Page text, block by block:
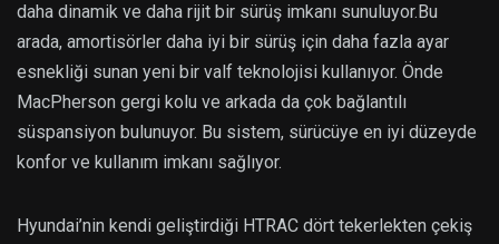
daha dinamik ve daha rijit bir sürüş imkanı sunuluyor.Bu
arada, amortisörler daha iyi bir sürüş için daha fazla ayar
esnekliği sunan yeni bir valf teknolojisi kullanıyor. Önde
MacPherson gergi kolu ve arkada da çok bağlantılı
süspansiyon bulunuyor. Bu sistem, sürücüye en iyi düzeyde
konfor ve kullanım imkanı sağlıyor.
Hyundai’nin kendi geliştirdiği HTRAC dört tekerlekten çekiş